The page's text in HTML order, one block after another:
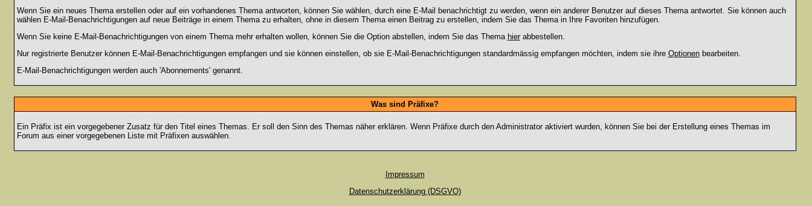
Wenn Sie ein neues Thema erstellen oder auf ein vorhandenes Thema antworten, können Sie wählen, durch eine E-Mail benachrichtigt zu werden, wenn ein anderer Benutzer auf dieses Thema antwortet. Sie können auch
wählen E-Mail-Benachrichtigungen auf neue Beiträge in einem Thema zu erhalten, ohne in diesem Thema einen Beitrag zu erstellen, indem Sie das Thema in Ihre Favoriten hinzufügen.
Wenn Sie keine E-Mail-Benachrichtigungen von einem Thema mehr erhalten wollen, können Sie die Option abstellen, indem Sie das Thema hierabbestellen.
Nur registrierte Benutzer können E-Mail-Benachrichtigungen empfangen und sie können einstellen, ob sie E-Mail-Benachrichtigungen standardmässig empfangen möchten, indem sie ihre Optionenbearbeiten.
E-Mail-Benachrichtigungen werden auch 'Abonnements' genannt.
Was sind Präfixe?
Ein Präfix ist ein vorgegebener Zusatz für den Titel eines Themas. Er soll den Sinn des Themas näher erklären. Wenn Präfixe durch den Administrator aktiviert wurden, können Sie bei der Erstellung eines Themas im
Forum aus einer vorgegebenen Liste mit Präfixen auswählen.
Impressum
Datenschutzerklärung (DSGVO)